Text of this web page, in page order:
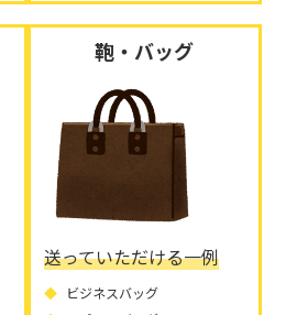
鞄・バッグ
送っていただける一例
ビジネスバッグ